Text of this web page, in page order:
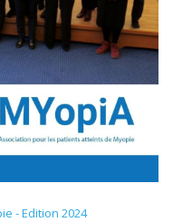
- Edition 2024